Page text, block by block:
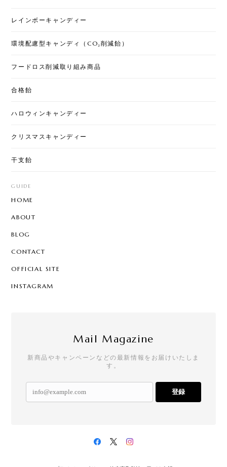
レインボーキャンディー
環境配慮型キャンディ（CO₂削減飴）
フードロス削減取り組み商品
合格飴
ハロウィンキャンディー
クリスマスキャンディー
干支飴
GUIDE
HOME
ABOUT
BLOG
CONTACT
OFFICIAL SITE
INSTAGRAM
Mail Magazine
新商品やキャンペーンなどの最新情報をお届けいたしま
す。
登録